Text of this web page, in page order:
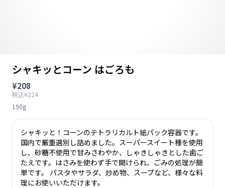
シャキッとコーン はごろも
¥208
税込¥224
190g
シャキッと！コーンのテトラリカルト紙パック容器です。
国内で厳重選別し詰めました。スーパースイート種を使用
し、砂糖不使用で甘みさわやか、しゃきしゃきとした歯ご
たえです。はさみを使わず手で開けられ、ごみの処理が簡
単です。 パスタやサラダ、炒め物、スープなど、様々な料
理にお使いいただけます。